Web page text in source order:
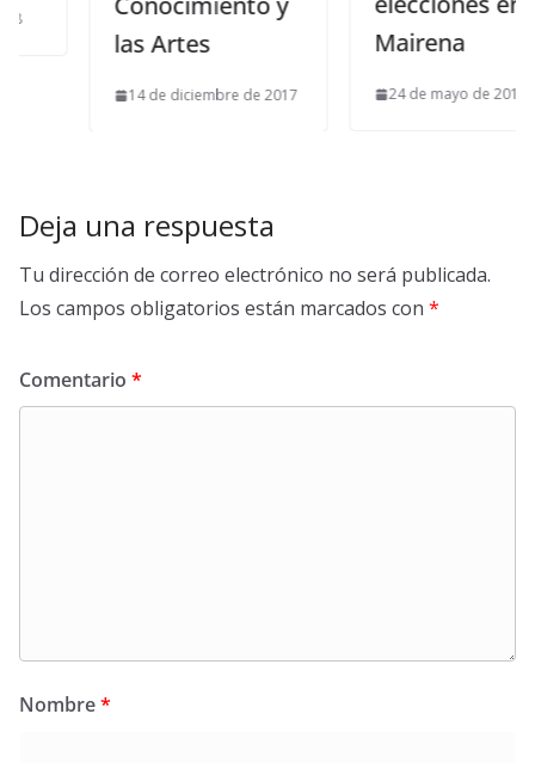
las Artes
14 de diciembre de 2017
Mairena
24 de mayo de 2015
Deja una respuesta
Tu dirección de correo electrónico no será publicada.
Los campos obligatorios están marcados con *
Comentario *
Nombre*